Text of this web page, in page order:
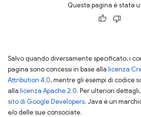
Questa pagina è stata
Salvo quando diversamente specificato, i
pagina sono concessi in base alla licenza
Attribution 4.0, mentre gli esempi di codice
alla licenza Apache 2.0. Per ulteriori
sito di Google Developers. Java è un
e/o delle sue consociate.